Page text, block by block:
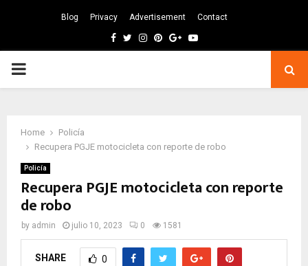
Blog Privacy Advertisement Contact
Facebook
TwitterInstagram
Pinterest
GoogleYoutube
PRIMARY
Home
Policía
Recupera PGJE motocicleta con reporte de robo
Policía
Recupera PGJE motocicleta con reporte
de robo
by admin julio 10, 2023 0 1581
SHARE 0